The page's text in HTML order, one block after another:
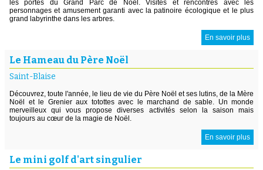
les portes du Grand Parc de Noël. Visites et rencontres avec les
personnages et amusement garanti avec la patinoire écologique et le plus
grand labyrinthe dans les arbres.
En savoir plus
Le Hameau du Père Noël
Saint-Blaise
Découvrez, toute l'année, le lieu de vie du Père Noël et ses lutins, de la Mère
Noël et le Grenier aux totottes avec le marchand de sable. Un monde
merveilleux qui vous propose diverses activités selon la saison mais
toujours au cœur de la magie de Noël.
En savoir plus
Le mini golf d'art singulier